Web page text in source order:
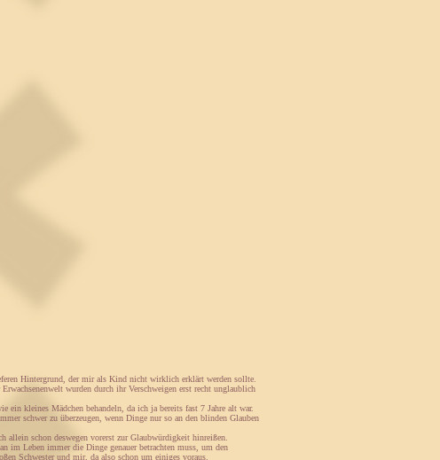
Hintergrund, der mir als Kind nicht wirklich erklärt werden sollte.
wurden durch ihr Verschweigen erst recht unglaublich
ein kleines Mädchen behandeln, da ich ja bereits fast 7 Jahre alt war.
schwer zu überzeugen, wenn Dinge nur so an den blinden Glauben
schon deswegen vorerst zur Glaubwürdigkeit hinreißen.
im Leben immer die Dinge genauer betrachten muss, um den
Schwester und mir, da also schon um einiges voraus.